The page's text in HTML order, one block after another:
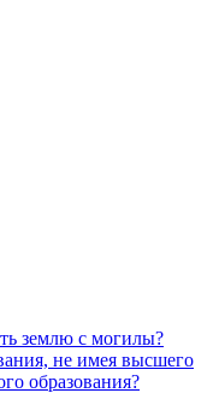
землю с могилы?
не имея высшего
образования?